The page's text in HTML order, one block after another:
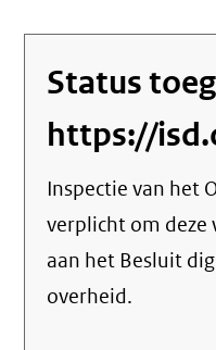
Status
https://
Inspectie van het
verplicht om deze
aan het Besluit
overheid.